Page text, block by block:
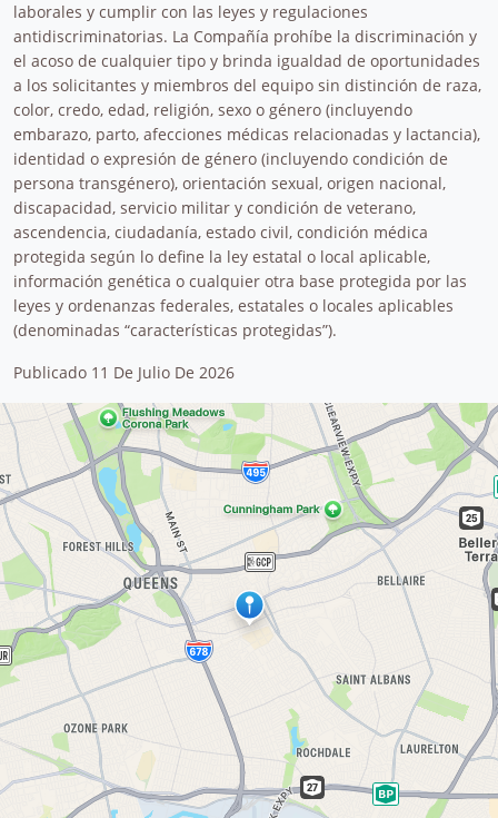
laborales y cumplir con las leyes y regulaciones
antidiscriminatorias. La Compañía prohíbe la discriminación y
el acoso de cualquier tipo y brinda igualdad de oportunidades
a los solicitantes y miembros del equipo sin distinción de raza,
color, credo, edad, religión, sexo o género (incluyendo
embarazo, parto, afecciones médicas relacionadas y lactancia),
identidad o expresión de género (incluyendo condición de
persona transgénero), orientación sexual, origen nacional,
discapacidad, servicio militar y condición de veterano,
ascendencia, ciudadanía, estado civil, condición médica
protegida según lo define la ley estatal o local aplicable,
información genética o cualquier otra base protegida por las
leyes y ordenanzas federales, estatales o locales aplicables
(denominadas “características protegidas”).
Publicado 11 De Julio De 2026